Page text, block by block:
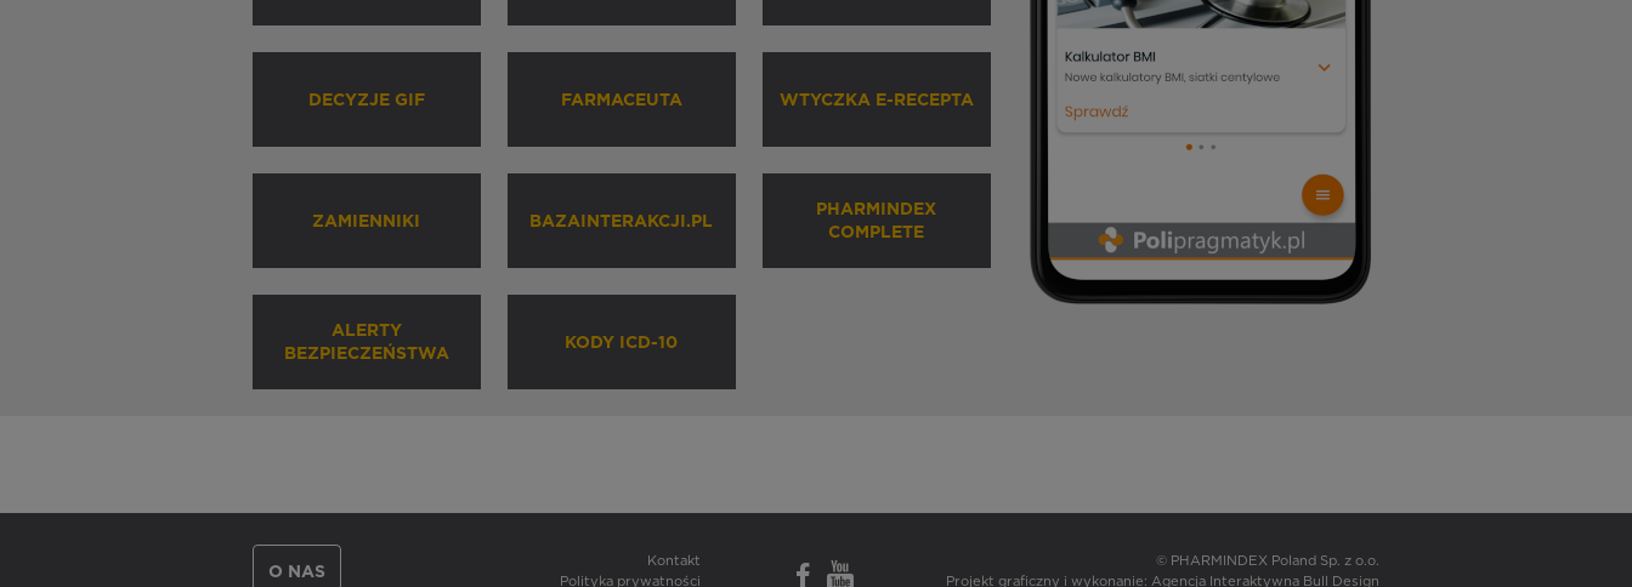
DECYZJE GIF FARMACEUTA WTYCZKA E-RECEPTA
ZAMIENNIKI BAZAINTERAKCJI.PL
PHARMINDEX
COMPLETE
ALERTY
BEZPIECZEŃSTWA
KODY ICD-10
O NAS
Kontakt
Polityka prywatności
© PHARMINDEX Poland Sp. z o.o.
Projekt graficzny i wykonanie: Agencja Interaktywna Bull Design